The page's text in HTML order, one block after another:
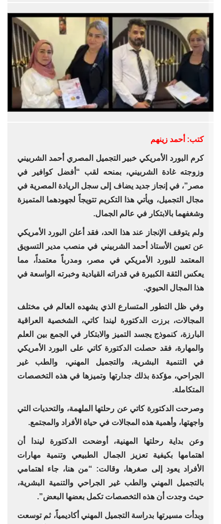
كتب: أحمد زينهم
كرم البورد الأمريكي خبير التجميل المصري أحمد الشربيني
وزوجته غادة الشربيني، بمنحه لقب “أفضل كوافير في
مصر”، في إنجاز جديد يضاف إلى سجل الريادة المصرية في
مجال التجميل، ويأتي هذا التكريم تتويجاً لجهودهما المتميزة
وشغفهما بالابتكار في عالم الجمال.
ولم يتوقف الإنجاز عند هذا الحد، فقد أعلن البورد الأمريكي
عن تعيين الأستاذ أحمد الشربيني في منصب مدير التسويق
المعتمد للبورد الأمريكي في مصر، ومدرباً معتمداً، مما
يعكس الثقة الكبيرة في قدراته القيادية وخبرته الواسعة في
هذا المجال الحيوي.
وفي ظل التطور المتسارع الذي يشهده العالم في مختلف
المجالات، برزت الدكتورة ليندا كاتي، الشخصية العراقية
البارزة، كنموذج يجسد التميز والابتكار في الجمع بين العلم
والمهارة، فقد حصلت الدكتورة كاتي على البورد الأمريكي
في التنمية البشرية، والتجميل المهني، والطب غير
الجراحي، مؤكدة بذلك جدارتها وتميزها في هذه التخصصات
المتكاملة.
وصرحت الدكتورة كاتي عن رحلتها الملهمة، والتحديات التي
واجهتها، وأهمية هذه المجالات في حياة الأفراد والمجتمع.
وعن بداية رحلتها المهنية، أوضحت الدكتورة ليندا أن
اهتمامها بكيفية تعزيز الجمال الطبيعي وتنمية مهارات
الأفراد يعود إلى صغرها، وقالت: “من هنا، جاء اهتمامي
بالتجميل المهني والطب غير الجراحي والتنمية البشرية،
حيث وجدت أن هذه التخصصات تكمل بعضها البعض”.
وبدأت مسيرتها بدراسة التجميل المهني أكاديمياً، ثم توسعت